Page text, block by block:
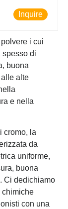
Inquire
i cui
spesso di
buona
alle alte
e nella
cromo, la
da
uniforme,
buona
Ci dedichiamo
chimiche
con una